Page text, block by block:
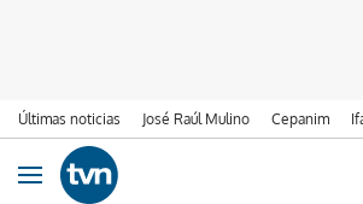
Últimas noticias José Raúl Mulino Cepanim
Ir al contenido
Obrir navegació